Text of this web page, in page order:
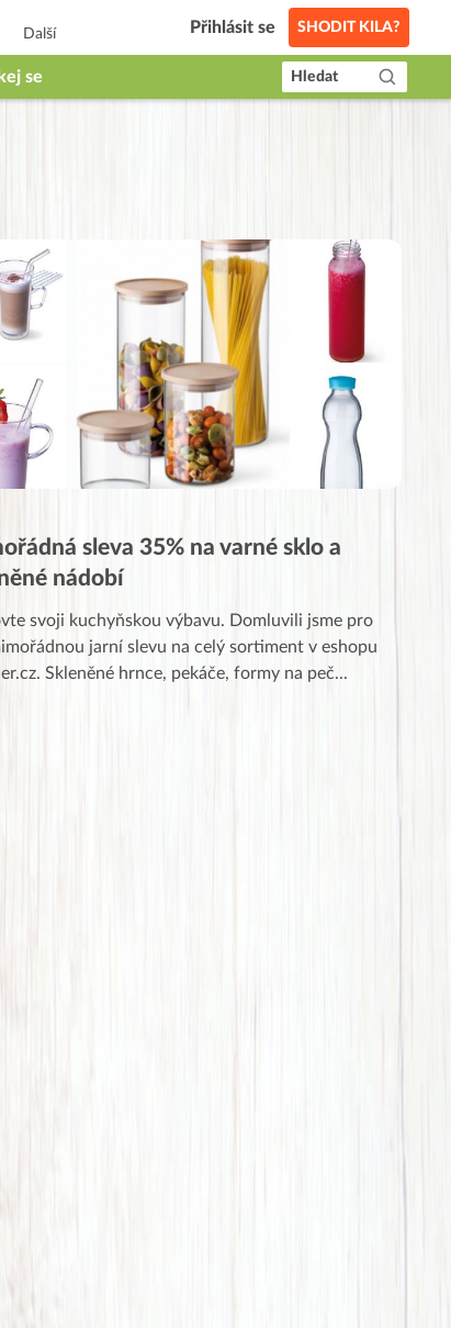
Další Přihlásit se SHODIT KILA?
se Hledat
sleva 35% na varné sklo a
nádobí
svoji kuchyňskou výbavu. Domluvili jsme pro
jarní slevu na celý sortiment v eshopu
Skleněné hrnce, pekáče, formy na peč...